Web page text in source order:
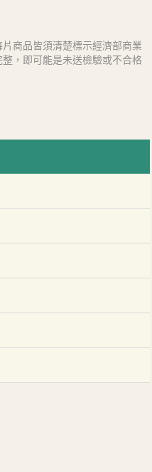
商品皆須清楚標示經濟部商業
，即可能是未送檢驗或不合格